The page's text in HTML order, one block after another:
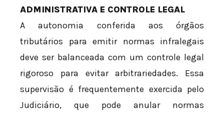
ADMINISTRATIVA E CONTROLE LEGAL
A autonomia conferida aos órgãos
tributários para emitir normas infralegais
deve ser balanceada com um controle legal
rigoroso para evitar arbitrariedades. Essa
supervisão é frequentemente exercida pelo
Judiciário, que pode anular normas